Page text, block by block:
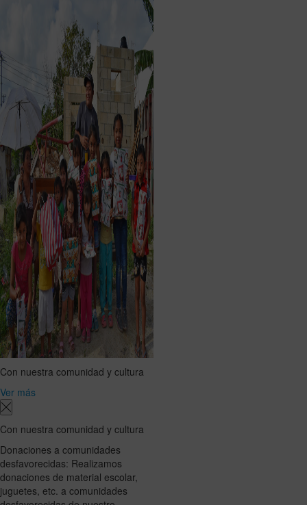
Con nuestra comunidad y cultura
Ver más
Con nuestra comunidad y cultura
Donaciones a comunidades
desfavorecidas: Realizamos
donaciones de material escolar,
juguetes, etc. a comunidades